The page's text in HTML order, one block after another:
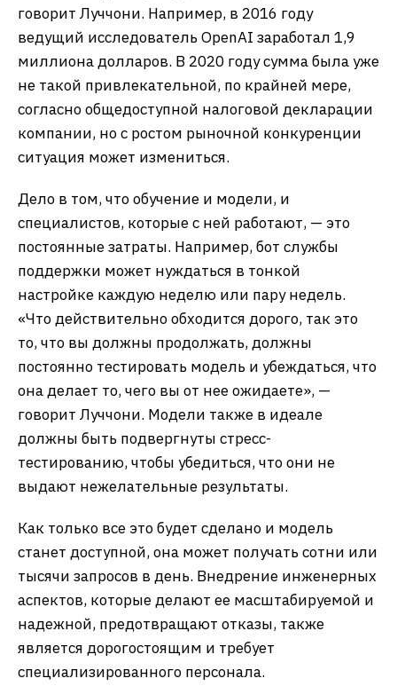
говорит Луччони. Например, в 2016 году
ведущий исследователь OpenAI заработал 1,9
миллиона долларов. В 2020 году сумма была уже
не такой привлекательной, по крайней мере,
согласно общедоступной налоговой декларации
компании, но с ростом рыночной конкуренции
ситуация может измениться.
Дело в том, что обучение и модели, и
специалистов, которые с ней работают, — это
постоянные затраты. Например, бот службы
поддержки может нуждаться в тонкой
настройке каждую неделю или пару недель.
«Что действительно обходится дорого, так это
то, что вы должны продолжать, должны
постоянно тестировать модель и убеждаться, что
она делает то, чего вы от нее ожидаете», —
говорит Луччони. Модели также в идеале
должны быть подвергнуты стресс-
тестированию, чтобы убедиться, что они не
выдают нежелательные результаты.
Как только все это будет сделано и модель
станет доступной, она может получать сотни или
тысячи запросов в день. Внедрение инженерных
аспектов, которые делают ее масштабируемой и
надежной, предотвращают отказы, также
является дорогостоящим и требует
специализированного персонала.